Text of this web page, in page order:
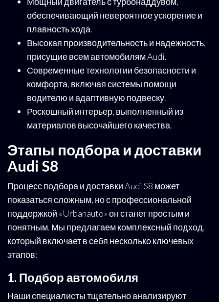
обеспечивающий невероятное ускорение и
плавность хода.
Высокая производительность и надежность,
присущие всем автомобилям Audi.
Современные технологии безопасности и
комфорта, включая системы помощи
водителю и адаптивную подвеску.
Роскошный интерьер, выполненный из
материалов высочайшего качества.
Этапы подбора и доставки
Audi S8
Процесс подбора и доставки Audi S8 может
показаться сложным, но с профессиональной
поддержкой «Urbanauto» он станет простым и
понятным. Мы предлагаем комплексный подход,
который включает в себя несколько ключевых
этапов:
1. Подбор автомобиля
Наши специалисты тщательно анализируют